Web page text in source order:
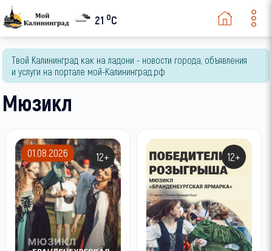
21 oC
Твой Калининград как на ладони - новости города, объявления
и услуги на портале мой-Калининград.рф
Мюзикл
01.08.2026 12+ 12+